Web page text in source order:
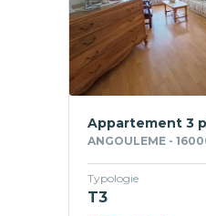
Appartement 3
ANGOULEME -
Typologie
T3